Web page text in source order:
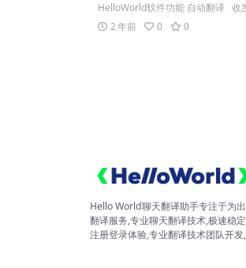
HelloWorld软件功能 自动翻译 收
据设置语言自动翻...
2 年前 0 0
Hello World聊天翻译助手专注于为
翻译服务,专业聊天翻译技术,极速稳
注册登录体验,专业翻译技术团队开发